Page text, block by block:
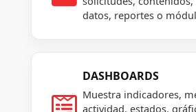
datos, reportes o
DASHBOARDS
Muestra indicadores,
actividad, estados,